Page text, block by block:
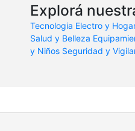
Explorá
Tecnologia Electro y
Salud y Belleza
y Niños Seguridad y